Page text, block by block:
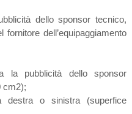
dello sponsor tecnico,
dell’equipaggiamento
la pubblicità dello sponsor
cm2);
destra o sinistra (superfice